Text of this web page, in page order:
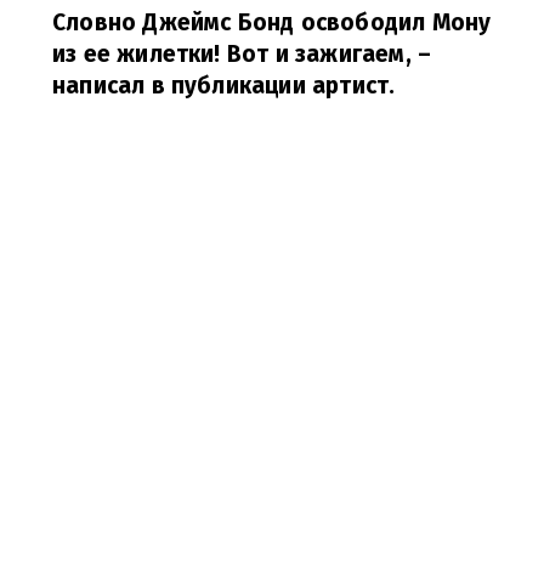
Словно Джеймс Бонд освободил Мону
из ее жилетки! Вот и зажигаем, –
написал в публикации артист.